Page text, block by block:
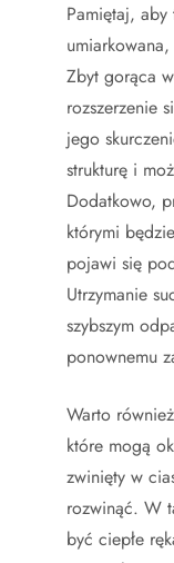
Pamiętaj, aby
Zbyt gorąca
rozszerzenie
jego
strukturę i
Dodatkowo,
którymi
pojawi się
Utrzymanie
szybszym
ponownemu
Warto
które mogą
zwinięty w
rozwinąć. W
być ciepłe